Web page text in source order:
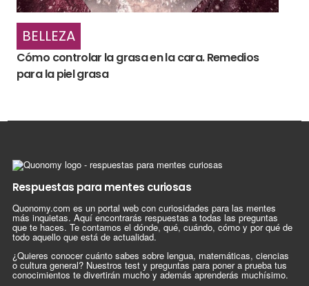
BELLEZA
Cómo controlar la grasa en la cara. Remedios
para la piel grasa
Respuestas para mentes curiosas
Quonomy.com es un portal web con curiosidades para las mentes
más inquietas. Aquí encontrarás respuestas a todas las preguntas
que te haces. Te contamos el dónde, qué, cuándo, cómo y por qué de
todo aquello que está de actualidad.
¿Quieres conocer cuánto sabes sobre lengua, matemáticas, ciencias
o cultura general? Nuestros test y preguntas para poner a prueba tus
conocimientos te divertirán mucho y además aprenderás muchísimo.